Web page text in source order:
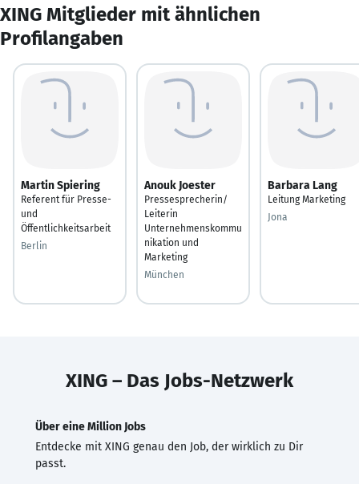
XING Mitglieder mit ähnlichen
Profilangaben
Martin Spiering
Referent für Presse-
und
Öffentlichkeitsarbeit
Berlin
Anouk Joester
Pressesprecherin/
Leiterin
Unternehmenskommu
nikation und
Marketing
München
Barbara Lang
Leitung Marketing
Jona
XING – Das Jobs-Netzwerk
Über eine Million Jobs
Entdecke mit XING genau den Job, der wirklich zu Dir
passt.